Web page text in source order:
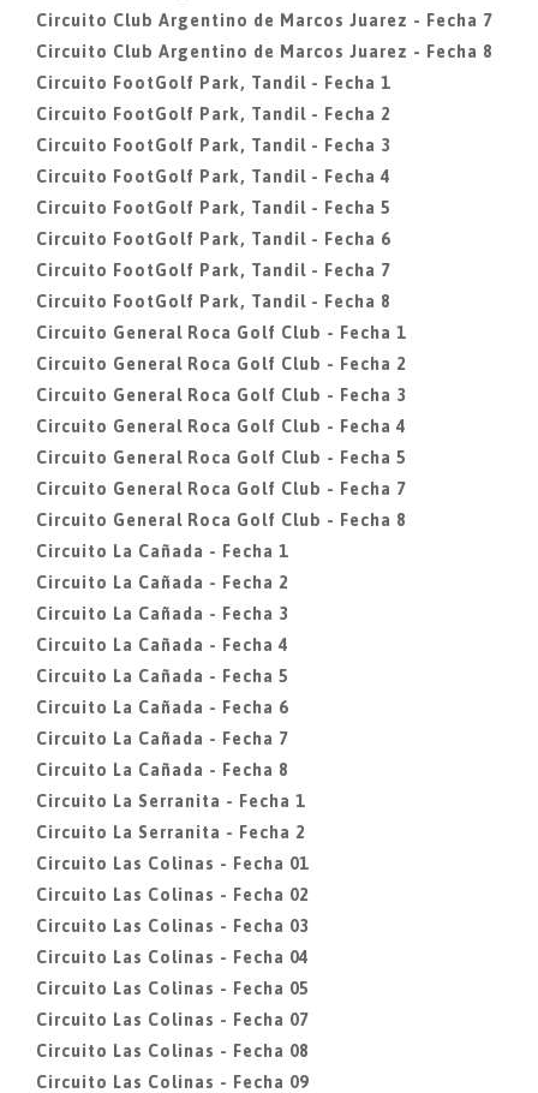
Circuito Club Argentino de Marcos Juarez - Fecha 7
Circuito Club Argentino de Marcos Juarez - Fecha 8
Circuito FootGolf Park, Tandil - Fecha 1
Circuito FootGolf Park, Tandil - Fecha 2
Circuito FootGolf Park, Tandil - Fecha 3
Circuito FootGolf Park, Tandil - Fecha 4
Circuito FootGolf Park, Tandil - Fecha 5
Circuito FootGolf Park, Tandil - Fecha 6
Circuito FootGolf Park, Tandil - Fecha 7
Circuito FootGolf Park, Tandil - Fecha 8
Circuito General Roca Golf Club - Fecha 1
Circuito General Roca Golf Club - Fecha 2
Circuito General Roca Golf Club - Fecha 3
Circuito General Roca Golf Club - Fecha 4
Circuito General Roca Golf Club - Fecha 5
Circuito General Roca Golf Club - Fecha 7
Circuito General Roca Golf Club - Fecha 8
Circuito La Cañada - Fecha 1
Circuito La Cañada - Fecha 2
Circuito La Cañada - Fecha 3
Circuito La Cañada - Fecha 4
Circuito La Cañada - Fecha 5
Circuito La Cañada - Fecha 6
Circuito La Cañada - Fecha 7
Circuito La Cañada - Fecha 8
Circuito La Serranita - Fecha 1
Circuito La Serranita - Fecha 2
Circuito Las Colinas - Fecha 01
Circuito Las Colinas - Fecha 02
Circuito Las Colinas - Fecha 03
Circuito Las Colinas - Fecha 04
Circuito Las Colinas - Fecha 05
Circuito Las Colinas - Fecha 07
Circuito Las Colinas - Fecha 08
Circuito Las Colinas - Fecha 09